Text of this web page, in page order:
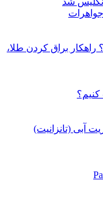
راهکار براق کردن طلا،
آبی (تانزانیت)